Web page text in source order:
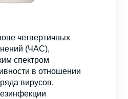
четвертичных
(ЧАС),
спектром
в отношении
вирусов.